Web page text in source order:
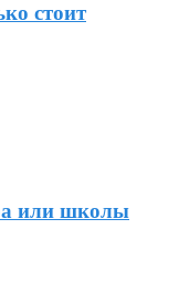
стоит
или школы